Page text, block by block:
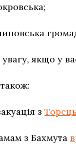
увагу, якщо у
з
з Бахмута